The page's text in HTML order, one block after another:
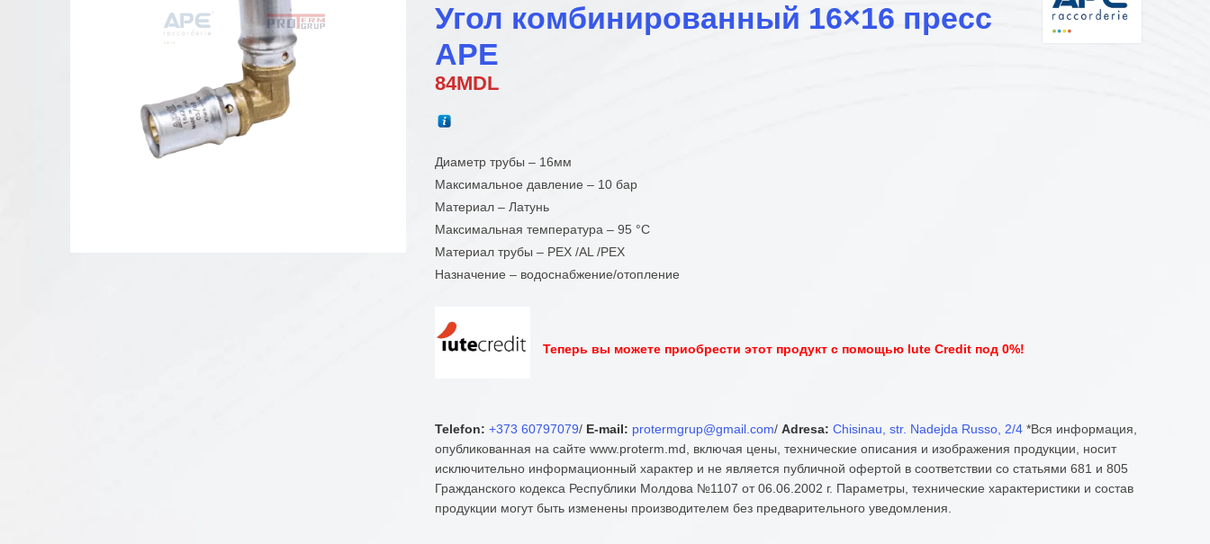
Угол комбинированный 16×16 пресс
APE
84MDL
Диаметр трубы – 16мм
Максимальное давление – 10 бар
Материал – Латунь
Максимальная температура – 95 °С
Материал трубы – PEX /AL /PEX
Назначение – водоснабжение/отопление
Теперь вы можете приобрести этот продукт с помощью Iute Credit под 0%!
Telefon: +373 60797079/ E-mail: protermgrup@gmail.com/Adresa: Chisinau, str. Nadejda Russo, 2/4 *Вся информация,
опубликованная на сайте www.proterm.md, включая цены, технические описания и изображения продукции, носит
исключительно информационный характер и не является публичной офертой в соответствии со статьями 681 и 805
Гражданского кодекса Республики Молдова №1107 от 06.06.2002 г. Параметры, технические характеристики и состав
продукции могут быть изменены производителем без предварительного уведомления.